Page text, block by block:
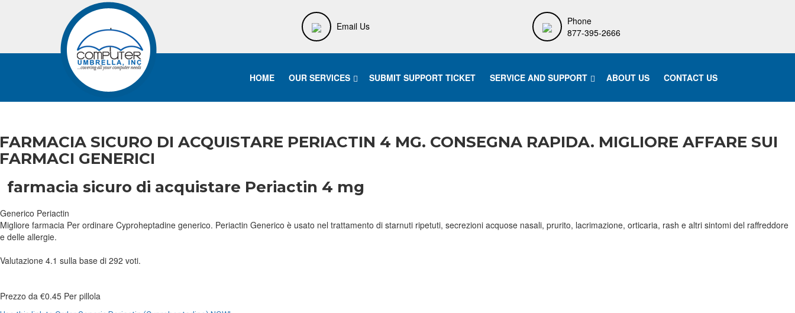
Email Us
Phone
877-395-2666
HOME OUR SERVICES SUBMIT SUPPORT TICKET SERVICE AND SUPPORT ABOUT US CONTACT US
FARMACIA SICURO DI ACQUISTARE PERIACTIN 4 MG. CONSEGNA RAPIDA. MIGLIORE AFFARE SUI
FARMACI GENERICI
farmacia sicuro di acquistare Periactin 4 mg
Generico Periactin
Migliore farmacia Per ordinare Cyproheptadine generico. Periactin Generico è usato nel trattamento di starnuti ripetuti, secrezioni acquose nasali, prurito, lacrimazione, orticaria, rash e altri sintomi del raffreddore
e delle allergie.
Valutazione 4.1 sulla base di 292 voti.
Prezzo da €0.45 Per pillola